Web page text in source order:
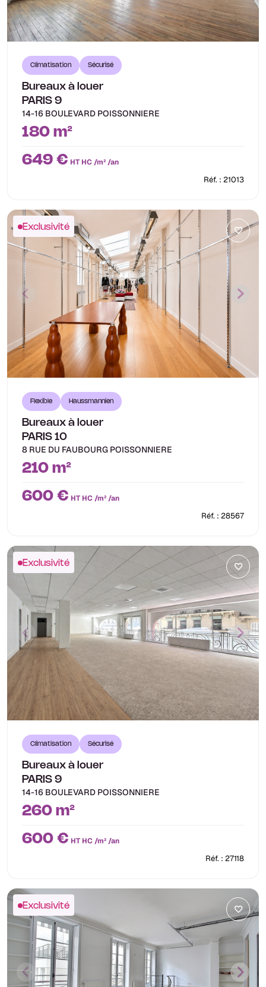
Climatisation Sécurisé
Bureaux à louer
PARIS 9
14-16 BOULEVARD POISSONNIERE
180 m²
649 € HT HC /m² /an
Réf. : 21013
Exclusivité
Flexible Haussmannien
Bureaux à louer
PARIS 10
8 RUE DU FAUBOURG POISSONNIERE
210 m²
600 € HT HC /m² /an
Réf. : 28567
Exclusivité
Climatisation Sécurisé
Bureaux à louer
PARIS 9
14-16 BOULEVARD POISSONNIERE
260 m²
600 € HT HC /m² /an
Réf. : 27118
Exclusivité